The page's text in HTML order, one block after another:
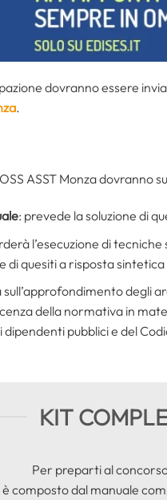
dovranno essere
.
ASST Monza dovranno
: prevede la soluzione di
l’esecuzione di
di quesiti a risposta
degli
della normativa in
pubblici e del
KIT
Per preparti al
è composto dal manuale